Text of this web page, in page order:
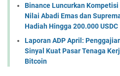
Binance Luncurkan Kompetisi
Nilai Abadi Emas dan
Hadiah Hingga 200.000 USDC
Laporan ADP April:
Sinyal Kuat Pasar Tenaga
Bitcoin